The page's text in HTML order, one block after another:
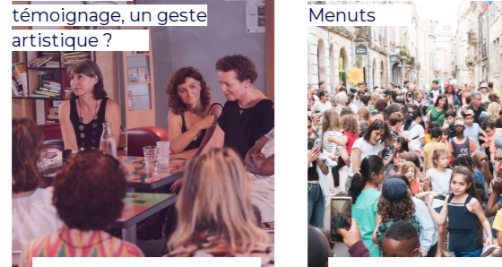
témoignage, un geste
artistique ?
Menuts